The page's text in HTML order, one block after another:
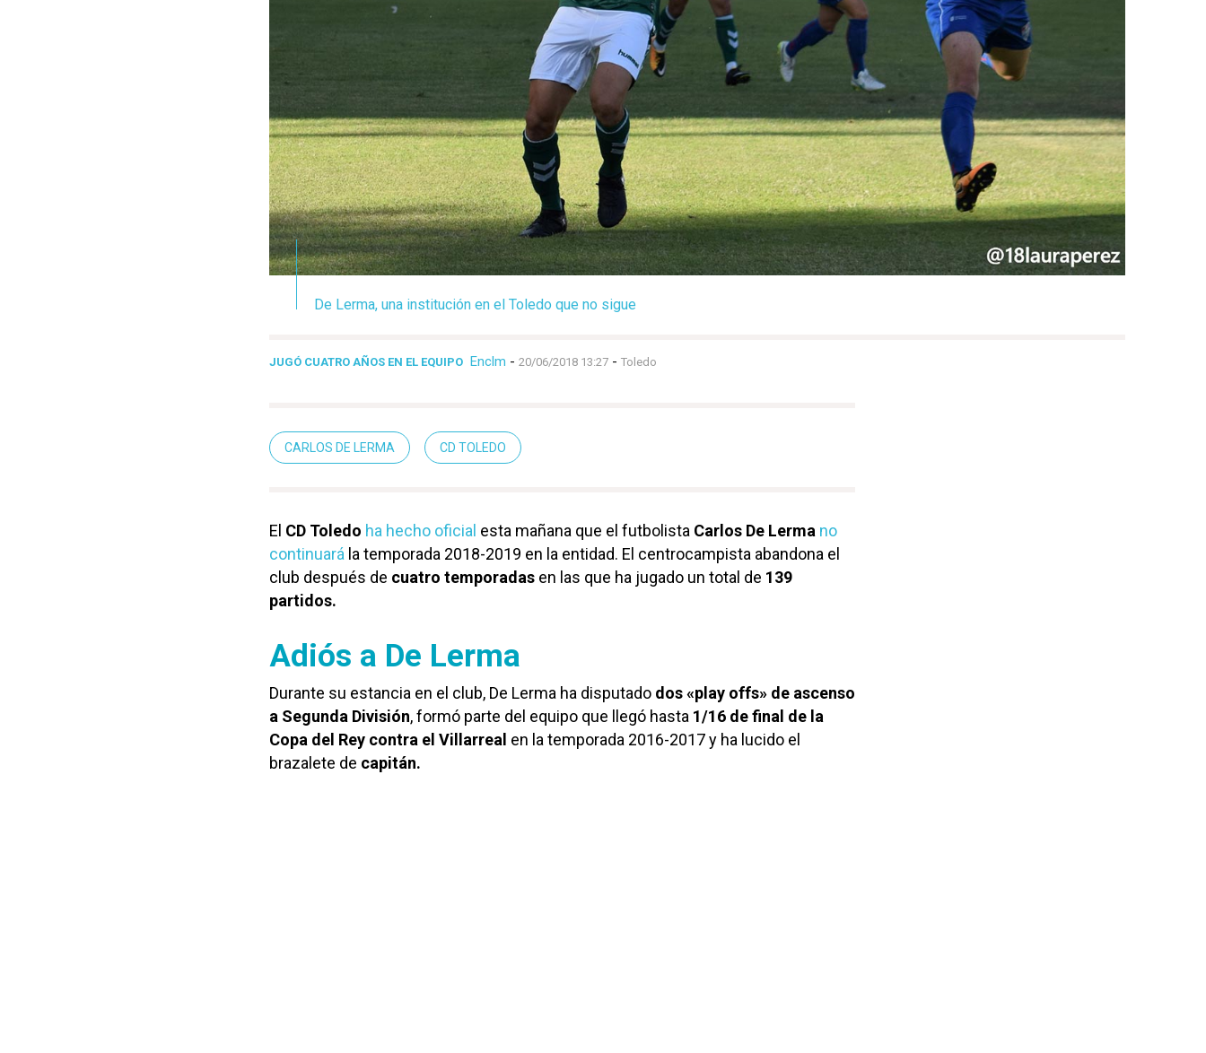
De Lerma, una institución en el Toledo que no sigue
JUGÓ CUATRO AÑOS EN EL EQUIPO Enclm - 20/06/2018 13:27 - Toledo
CARLOS DE LERMA CD TOLEDO
El CD Toledo ha hecho oficial esta mañana que el futbolista Carlos De Lerma no
continuará la temporada 2018-2019 en la entidad. El centrocampista abandona el
club después de cuatro temporadas en las que ha jugado un total de 139
partidos.
Adiós a De Lerma
Durante su estancia en el club, De Lerma ha disputado dos «play offs» de ascenso
a Segunda División, formó parte del equipo que llegó hasta 1/16 de final de la
Copa del Rey contra el Villarreal en la temporada 2016-2017 y ha lucido el
brazalete de capitán.